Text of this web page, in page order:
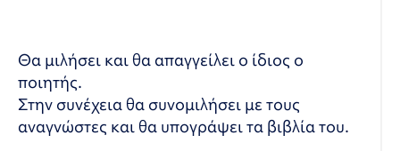
Θα μιλήσει και θα απαγγείλει ο ίδιος ο
ποιητής.
Στην συνέχεια θα συνομιλήσει με τους
αναγνώστες και θα υπογράψει τα βιβλία του.